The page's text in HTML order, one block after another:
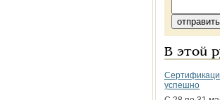
В этой
успешно